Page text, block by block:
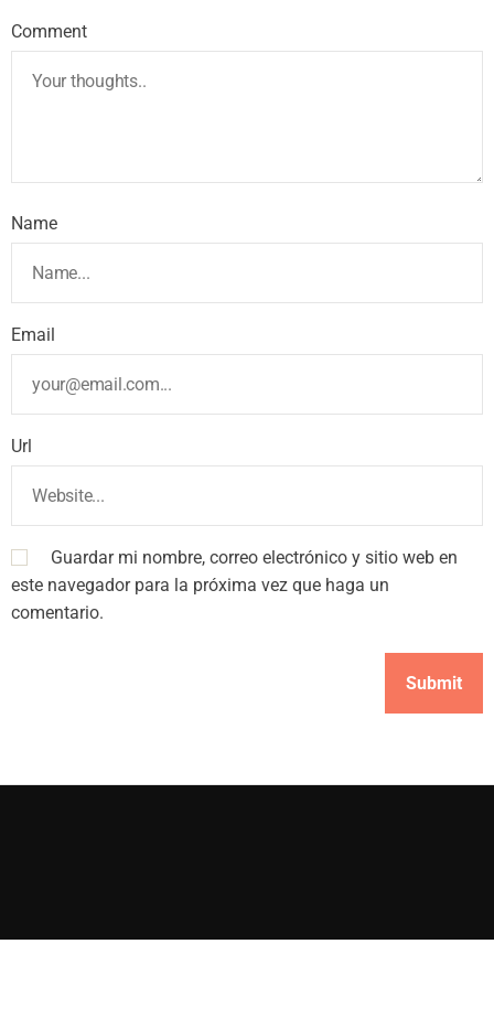
Comment
Name
Email
Url
Guardar mi nombre, correo electrónico y sitio web en
este navegador para la próxima vez que haga un
comentario.